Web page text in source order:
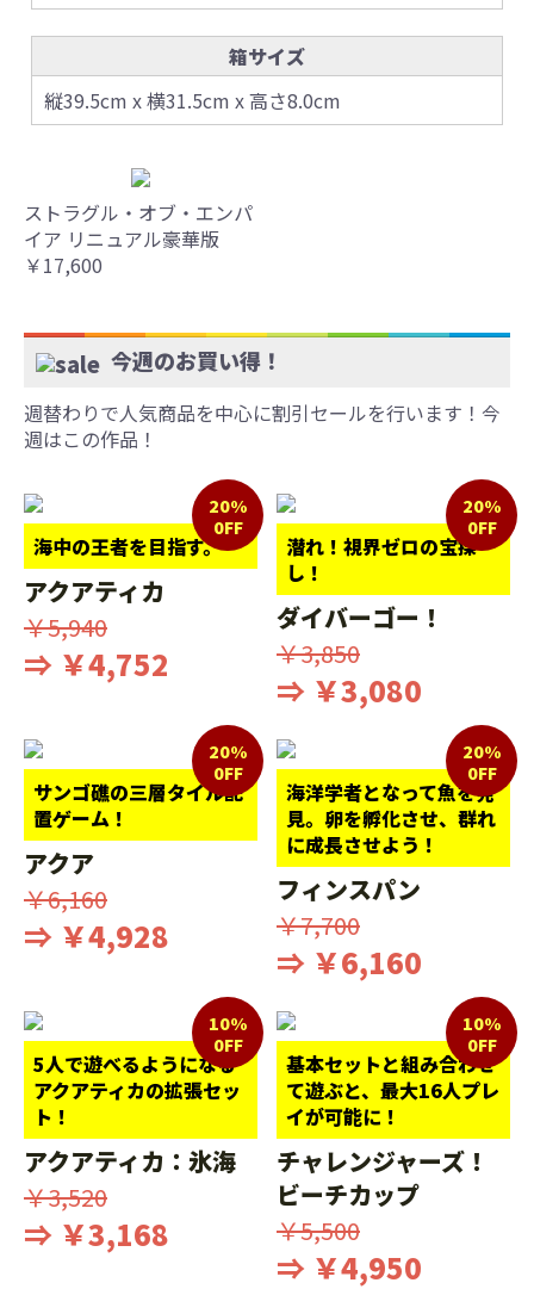
箱サイズ
縦39.5cm x 横31.5cm x 高さ8.0cm
ストラグル・オブ・エンパ
イア リニュアル豪華版
￥17,600
今週のお買い得！
週替わりで人気商品を中心に割引セールを行います！今
週はこの作品！
海中の王者を目指す。
20%
0FF
アクアティカ
￥5,940
⇒ ￥4,752
潜れ！視界ゼロの宝探
し！
20%
0FF
ダイバーゴー！
￥3,850
⇒ ￥3,080
サンゴ礁の三層タイル配
置ゲーム！
20%
0FF
アクア
￥6,160
⇒ ￥4,928
海洋学者となって魚を発
見。卵を孵化させ、群れ
に成長させよう！
20%
0FF
フィンスパン
￥7,700
⇒ ￥6,160
5人で遊べるようになる
アクアティカの拡張セッ
ト！
10%
0FF
アクアティカ：氷海
￥3,520
⇒ ￥3,168
基本セットと組み合わせ
て遊ぶと、最大16人プレ
イが可能に！
10%
0FF
チャレンジャーズ！
ビーチカップ
￥5,500
⇒ ￥4,950